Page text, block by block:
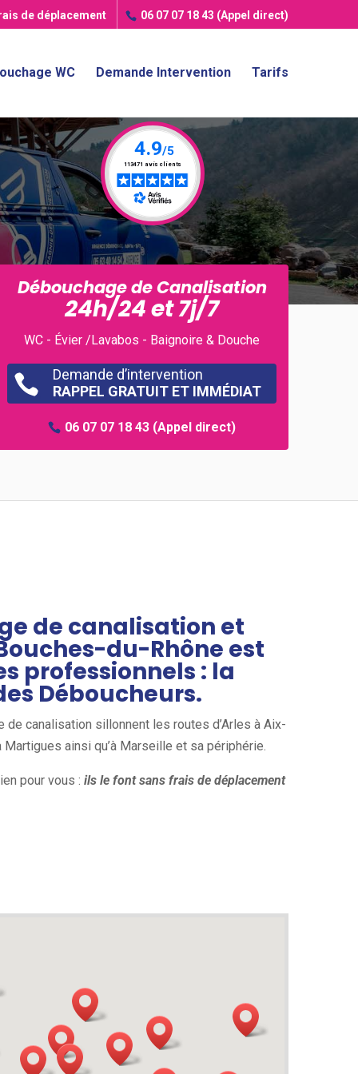
de déplacement 06 07 07 18 43 (Appel direct)
WC Demande Intervention Tarifs
Débouchage de Canalisation
24h/24 et 7j/7
WC - Évier /Lavabos - Baignoire & Douche

Demande d’intervention
RAPPEL GRATUIT ET IMMÉDIAT
06 07 07 18 43 (Appel direct)
de canalisation et
du-Rhône est
professionnels : la
Déboucheurs.
de canalisation sillonnent les routes d’Arles à Aix-
ainsi qu’à Marseille et sa périphérie.
pour vous :ils le font sans frais de déplacement